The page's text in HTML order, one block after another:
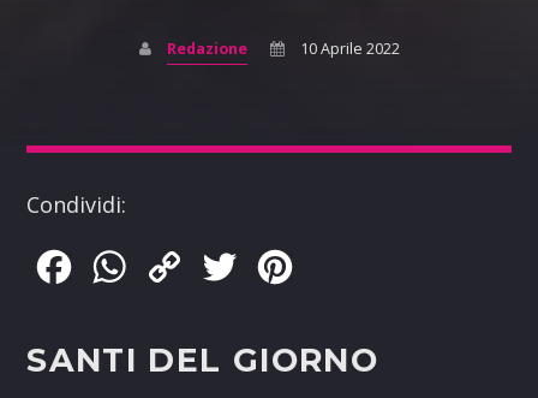
Redazione 10 Aprile 2022
Condividi:
FacebookWhatsApp
Copy
Twitter
SANTI DEL GIORNO